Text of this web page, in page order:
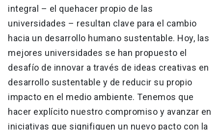
integral – el quehacer propio de las
universidades – resultan clave para el cambio
hacia un desarrollo humano sustentable. Hoy, las
mejores universidades se han propuesto el
desafío de innovar a través de ideas creativas en
desarrollo sustentable y de reducir su propio
impacto en el medio ambiente. Tenemos que
hacer explícito nuestro compromiso y avanzar en
iniciativas que signifiquen un nuevo pacto con la